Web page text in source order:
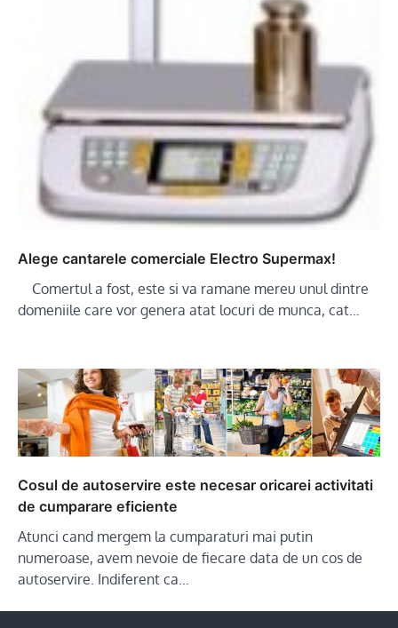
Alege cantarele comerciale Electro Supermax!
Comertul a fost, este si va ramane mereu unul dintre
domeniile care vor genera atat locuri de munca, cat…
Cosul de autoservire este necesar oricarei activitati
de cumparare eficiente
Atunci cand mergem la cumparaturi mai putin
numeroase, avem nevoie de fiecare data de un cos de
autoservire. Indiferent ca…